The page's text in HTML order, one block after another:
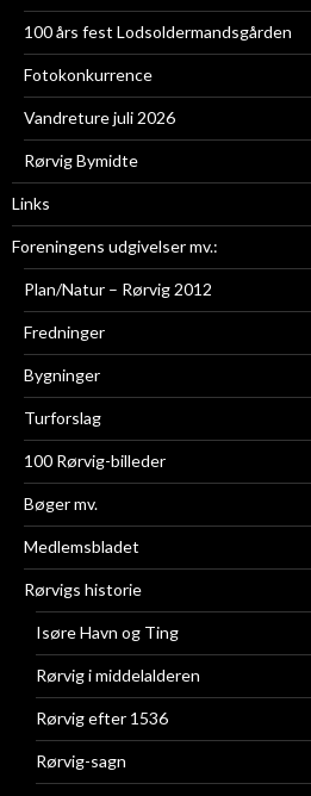
100 års fest Lodsoldermandsgården
Fotokonkurrence
Vandreture juli 2026
Rørvig Bymidte
Links
Foreningens udgivelser mv.:
Plan/Natur – Rørvig 2012
Fredninger
Bygninger
Turforslag
100 Rørvig-billeder
Bøger mv.
Medlemsbladet
Rørvigs historie
Isøre Havn og Ting
Rørvig i middelalderen
Rørvig efter 1536
Rørvig-sagn